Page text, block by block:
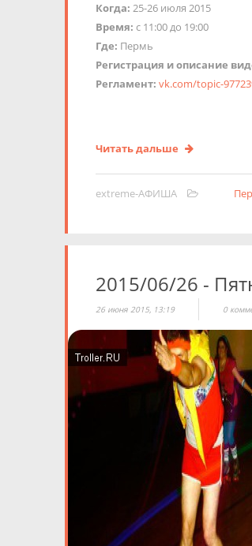
Когда: 25-26 июля 2015
Время: с 11:00 до 19:00
Где: Пермь
Регистрация и описание
Регламент: vk.com/topic-
Читать дальше
extreme-АФИША
2015/06/26 -
26 июня 2015, 13:19 0